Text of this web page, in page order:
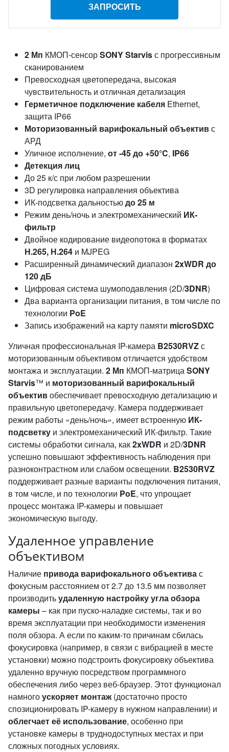
ЗАПРОСИТЬ
2 Мп КМОП-сенсорSONY Starvisс прогрессивным
сканированием
Превосходная цветопередача, высокая
чувствительность и отличная детализация
Герметичное подключение кабеля Ethernet,
защита IP66
Моторизованный варифокальный объективс
АРД
Уличное исполнение, от -45 до +50°C, IP66
Детекция лиц
До 25 к/с при любом разрешении
3D регулировка направления объектива
ИК-подсветка дальностьюдо 25 м
Режим день/ночь и электромеханический ИК-
фильтр
Двойное кодирование видеопотока в форматах
Н.265, Н.264 и MJPEG
Расширенный динамический диапазон 2xWDR до
120 дБ
Цифровая система шумоподавления (2D/3DNR)
Два варианта организации питания, в том числе по
технологии PoE
Запись изображений на карту памяти microSDXC
Уличная профессиональная IP-камера B2530RVZс
моторизованным объективом отличается удобством
монтажа и эксплуатации. 2 Мп КМОП-матрицаSONY
Starvis™ и моторизованный варифокальный
объективобеспечивает превосходную детализацию и
правильную цветопередачу. Камера поддерживает
режим работы «день/ночь», имеет встроенную ИК-
подсветку и электромеханический ИК-фильтр. Такие
системы обработки сигнала, как2xWDR и 2D/3DNR
успешно повышают эффективность наблюдения при
разноконтрастном или слабом освещении. B2530RVZ
поддерживает разные варианты подключения питания,
в том числе, и по технологии PoE, что упрощает
процесс монтажа IP-камеры и повышает
экономическую выгоду.
Удаленное управление
объективом
Наличие привода варифокального объективас
фокусным расстоянием от 2.7 до 13.5 мм позволяет
производитьудаленную настройку угла обзора
камеры – как при пуско-наладке системы, так и во
время эксплуатации при необходимости изменения
поля обзора. А если по каким-то причинам сбилась
фокусировка (например, в связи с вибрацией в месте
установки) можно подстроить фокусировку объектива
удаленно вручную посредством программного
обеспечения либо через веб-браузер. Этот функционал
намногоускоряет монтаж(достаточно просто
спозиционировать IP-камеру в нужном направлении) и
облегчает её использование, особенно при
установке камеры в труднодоступных местах и при
сложных погодных условиях.